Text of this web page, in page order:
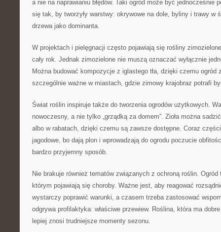
a nie na naprawianiu błędów. Taki ogród może być jednocześnie
się tak, by tworzyły warstwy: okrywowe na dole, byliny i trawy w
drzewa jako dominanta.
W projektach i pielęgnacji często pojawiają się rośliny
cały rok. Jednak zimozielone nie muszą oznaczać wyłącznie
Można budować kompozycje z iglastego tła, dzięki czemu ogród
szczególnie ważne w miastach, gdzie zimowy krajobraz potrafi
Świat roślin inspiruje także do tworzenia ogrodów użytkowych.
nowoczesny, a nie tylko „grządką za domem”. Zioła można
albo w rabatach, dzięki czemu są zawsze dostępne. Coraz
jagodowe, bo dają plon i wprowadzają do ogrodu poczucie
bardzo przyjemny sposób.
Nie brakuje również tematów związanych z ochroną roślin.
którym pojawiają się choroby. Ważne jest, aby reagować
wystarczy poprawić warunki, a czasem trzeba zastosować
odgrywa profilaktyka: właściwe przewiew. Roślina, która ma
lepiej znosi trudniejsze momenty sezonu.